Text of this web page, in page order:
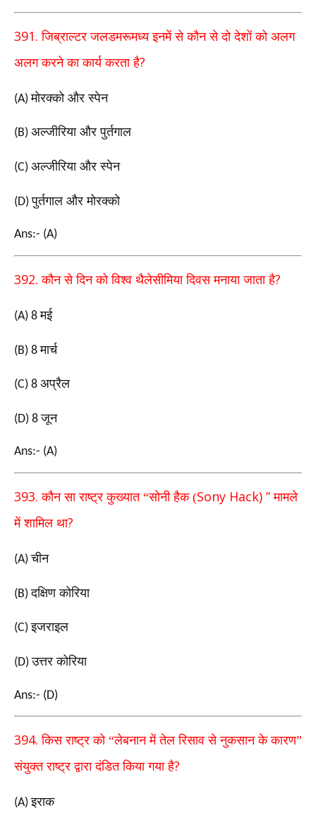
391.जिब्राल्टर जलडमरूमध्य इनमें से कौन से दो देशों को अलग
अलग करने का कार्य करता है?
(A)मोरक्को और स्पेन
(B) अल्जीरिया और पुर्तगाल
(C) अल्जीरिया और स्पेन
(D)पुर्तगाल और मोरक्को
Ans:- (A)
392.कौन से दिन को विश्व थैलेसीमिया दिवस मनाया जाता है?
(A) 8मई
(B) 8मार्च
(C) 8 अप्रैल
(D) 8जून
Ans:- (A)
393.कौन सा राष्ट्र कुख्यात “सोनी हैक (Sony Hack) ”मामले
में शामिल था?
(A)चीन
(B)दक्षिण कोरिया
(C)इजराइल
(D)उत्तर कोरिया
Ans:- (D)
394.किस राष्ट्र को “लेबनान में तेल रिसाव से नुकसान के कारण”
संयुक्त राष्ट्र द्वारा दंडित किया गया है?
(A)इराक